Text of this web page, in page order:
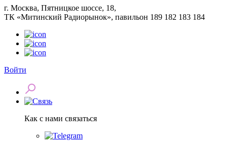
г. Москва, Пятницкое шоссе, 18,
ТК «Митинский Радиорынок», павильон 189 182 183 184
Войти
Как с нами связаться